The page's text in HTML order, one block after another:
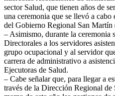
sector Salud, que tienen años de
una ceremonia que se llevó a
del Gobierno Regional San Martín
– Asimismo, durante la ceremonia
Directorales a los servidores
grupo ocupacional y al servidor
carrera de administrativo a
Ejecutoras de Salud.
– Cabe señalar que, para llegar a
través de la Dirección Regional